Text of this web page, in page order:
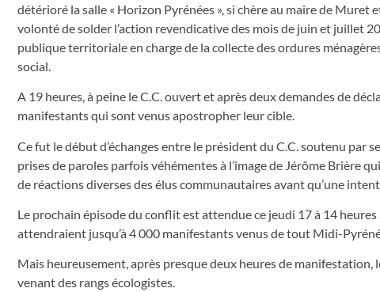
détérioré la salle « Horizon Pyrénées », si chère au maire de
volonté de solder l’action revendicative des mois de juin et juillet
publique territoriale en charge de la collecte des ordures
social.
A 19 heures, à peine le C.C. ouvert et après deux demandes de
manifestants qui sont venus apostropher leur cible.
Ce fut le début d’échanges entre le président du C.C. soutenu par
prises de paroles parfois véhémentes à l’image de Jérôme Brière
de réactions diverses des élus communautaires avant qu’une
Le prochain épisode du conflit est attendue ce jeudi 17 à 14
attendraient jusqu’à 4 000 manifestants venus de tout Midi-
Mais heureusement, après presque deux heures de manifestation,
venant des rangs écologistes.